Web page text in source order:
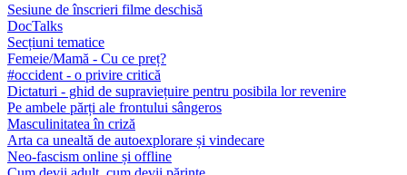
Sesiune de înscrieri filme deschisă
DocTalks
Secțiuni tematice
Femeie/Mamă - Cu ce preț?
#occident - o privire critică
Dictaturi - ghid de supraviețuire pentru posibila lor revenire
Pe ambele părți ale frontului sângeros
Masculinitatea în criză
Arta ca unealtă de autoexplorare și vindecare
Neo-fascism online și offline